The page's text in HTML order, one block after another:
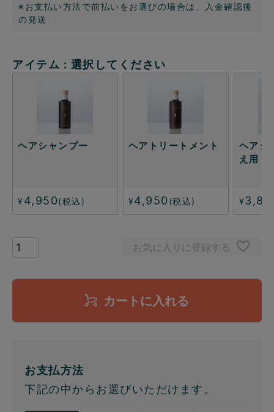
※お支払い方法で前払いをお選びの場合は、入金確認後
の発送
アイテム 選択してください
ヘアシャンプー
¥ 4,950 税込
ヘアトリートメント
¥4,950 税込
ヘアシ
え用
¥
お気に入りに登録する
カートに入れる
お支払方法
下記の中からお選びいただけます。